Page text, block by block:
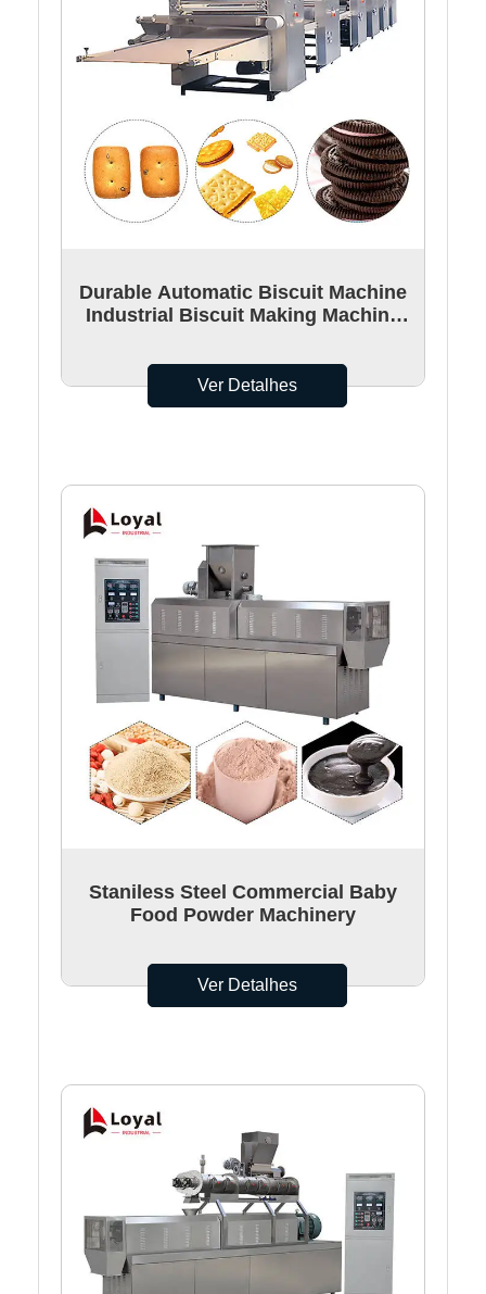
Durable Automatic Biscuit Machine
Industrial Biscuit Making Machine
Ver Detalhes
Staniless Steel Commercial Baby
Food Powder Machinery
Ver Detalhes